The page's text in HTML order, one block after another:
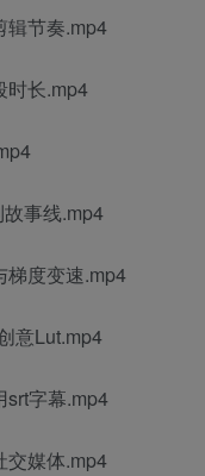
辑节奏.mp4
时长.mp4
事线.mp4
梯度变速.mp4
意Lut.mp4
srt字幕.mp4
交媒体.mp4